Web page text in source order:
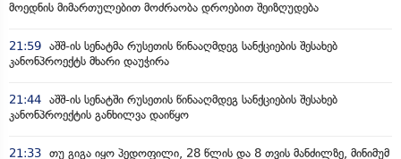
მოედნის მიმართულებით მოძრაობა დროებით შეიზღუდება
21:59 აშშ-ის სენატმა რუსეთის წინააღმდეგ სანქციების შესახებ
კანონპროექტს მხარი დაუჭირა
21:44 აშშ-ის სენატში რუსეთის წინააღმდეგ სანქციების შესახებ
კანონპროექტის განხილვა დაიწყო
21:33 თუ გიგა იყო პედოფილი, 28 წლის და 8 თვის მანძილზე, მინიმუმ